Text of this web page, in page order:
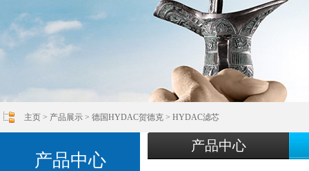
主页 > 产品展示 > 德国HYDAC贺德克 > HYDAC滤芯
产品中心
产品中心